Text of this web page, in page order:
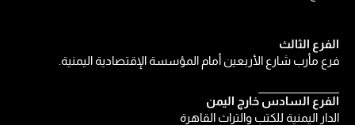
الفرع الثالث
فرع مأرب شارع الأربعين أمام المؤسسة الإقتصادية اليمنية.
الفرع السادس خارج اليمن
الدار اليمنية للكتب والتراث القاهرة